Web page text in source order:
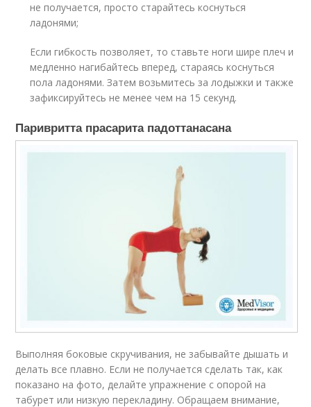
не получается, просто старайтесь коснуться
ладонями;
Если гибкость позволяет, то ставьте ноги шире плеч и
медленно нагибайтесь вперед, стараясь коснуться
пола ладонями. Затем возьмитесь за лодыжки и также
зафиксируйтесь не менее чем на 15 секунд.
Паривритта прасарита падоттанасана
Выполняя боковые скручивания, не забывайте дышать и
делать все плавно. Если не получается сделать так, как
показано на фото, делайте упражнение с опорой на
табурет или низкую перекладину. Обращаем внимание,